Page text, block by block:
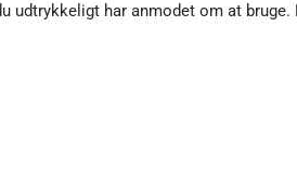
udtrykkeligt har anmodet om at bruge.